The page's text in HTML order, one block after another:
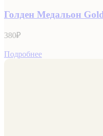
Голден Медальон
380₽
Подробнее